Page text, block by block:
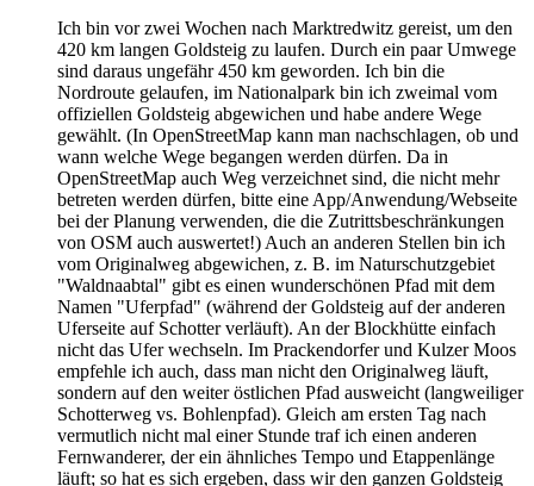
Ich bin vor zwei Wochen nach Marktredwitz gereist, um den
420 km langen Goldsteig zu laufen. Durch ein paar Umwege
sind daraus ungefähr 450 km geworden. Ich bin die
Nordroute gelaufen, im Nationalpark bin ich zweimal vom
offiziellen Goldsteig abgewichen und habe andere Wege
gewählt. (In OpenStreetMap kann man nachschlagen, ob und
wann welche Wege begangen werden dürfen. Da in
OpenStreetMap auch Weg verzeichnet sind, die nicht mehr
betreten werden dürfen, bitte eine App/Anwendung/Webseite
bei der Planung verwenden, die die Zutrittsbeschränkungen
von OSM auch auswertet!) Auch an anderen Stellen bin ich
vom Originalweg abgewichen, z. B. im Naturschutzgebiet
"Waldnaabtal" gibt es einen wunderschönen Pfad mit dem
Namen "Uferpfad" (während der Goldsteig auf der anderen
Uferseite auf Schotter verläuft). An der Blockhütte einfach
nicht das Ufer wechseln. Im Prackendorfer und Kulzer Moos
empfehle ich auch, dass man nicht den Originalweg läuft,
sondern auf den weiter östlichen Pfad ausweicht (langweiliger
Schotterweg vs. Bohlenpfad). Gleich am ersten Tag nach
vermutlich nicht mal einer Stunde traf ich einen anderen
Fernwanderer, der ein ähnliches Tempo und Etappenlänge
läuft; so hat es sich ergeben, dass wir den ganzen Goldsteig